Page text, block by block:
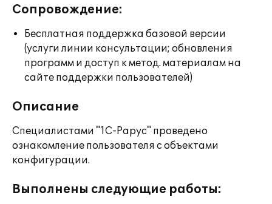
Сопровождение:
Бесплатная поддержка базовой версии
(услуги линии консультации; обновления
программ и доступ к метод. материалам на
сайте поддержки пользователей)
Описание
Специалистами "1С-Рарус" проведено
ознакомление пользователя с объектами
конфигурации.
Выполнены следующие работы: